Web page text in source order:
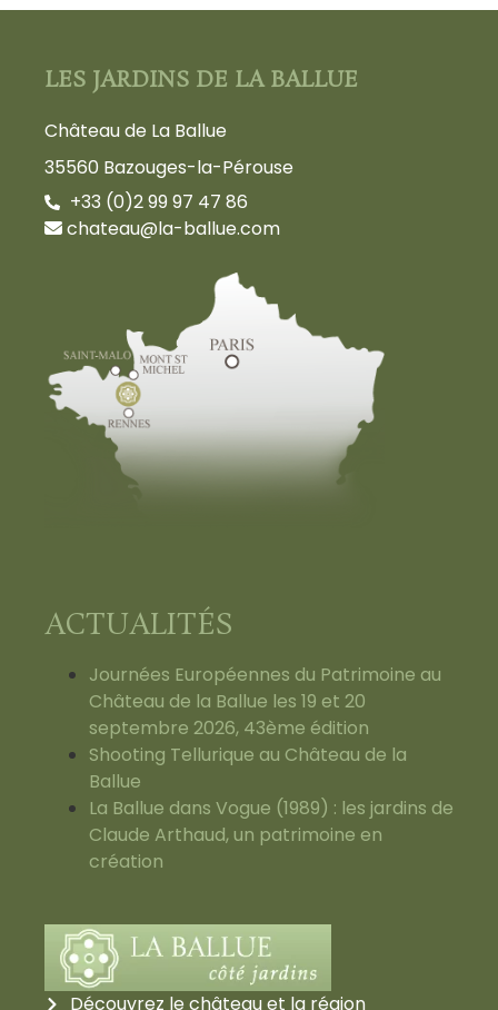
LES JARDINS DE LA BALLUE
Château de La Ballue
35560 Bazouges-la-Pérouse
+33 (0)2 99 97 47 86
chateau@la-ballue.com
ACTUALITÉS
Journées Européennes du Patrimoine au
Château de la Ballue les 19 et 20
septembre 2026, 43ème édition
Shooting Tellurique au Château de la
Ballue
La Ballue dans Vogue (1989) : les jardins de
Claude Arthaud, un patrimoine en
création
Découvrez le château et la région